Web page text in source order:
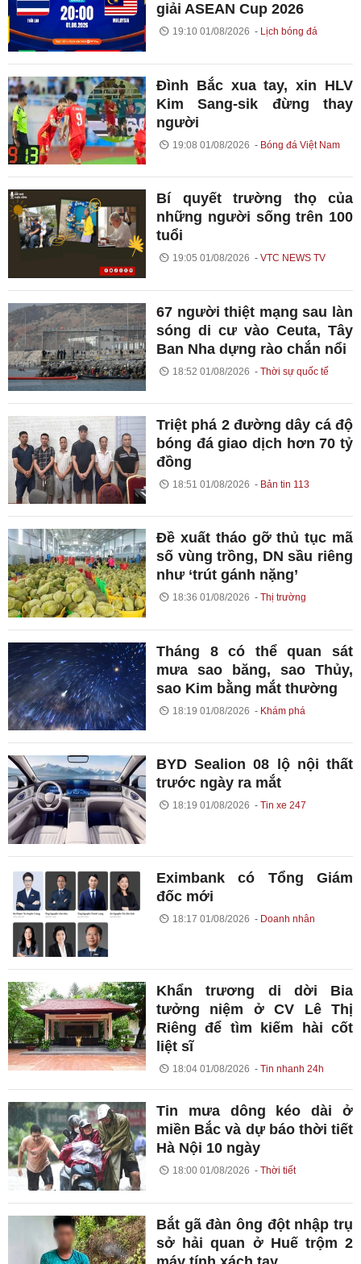
giải ASEAN Cup 2026
19:10 01/08/2026 Lịch bóng đá
Đình Bắc xua tay, xin HLV
Kim Sang-sik đừng thay
người
19:08 01/08/2026 Bóng đá Việt Nam
Bí quyết trường thọ của
những người sống trên 100
tuổi
19:05 01/08/2026 VTC NEWS TV
67 người thiệt mạng sau làn
sóng di cư vào Ceuta, Tây
Ban Nha dựng rào chắn nổi
18:52 01/08/2026 Thời sự quốc tế
Triệt phá 2 đường dây cá độ
bóng đá giao dịch hơn 70 tỷ
đồng
18:51 01/08/2026 Bản tin 113
Đề xuất tháo gỡ thủ tục mã
số vùng trồng, DN sầu riêng
như ‘trút gánh nặng’
18:36 01/08/2026 Thị trường
Tháng 8 có thể quan sát
mưa sao băng, sao Thủy,
sao Kim bằng mắt thường
18:19 01/08/2026 Khám phá
BYD Sealion 08 lộ nội thất
trước ngày ra mắt
18:19 01/08/2026 Tin xe 247
Eximbank có Tổng Giám
đốc mới
18:17 01/08/2026 Doanh nhân
Khẩn trương di dời Bia
tưởng niệm ở CV Lê Thị
Riêng để tìm kiếm hài cốt
liệt sĩ
18:04 01/08/2026 Tin nhanh 24h
Tin mưa dông kéo dài ở
miền Bắc và dự báo thời tiết
Hà Nội 10 ngày
18:00 01/08/2026 Thời tiết
Bắt gã đàn ông đột nhập trụ
sở hải quan ở Huế trộm 2